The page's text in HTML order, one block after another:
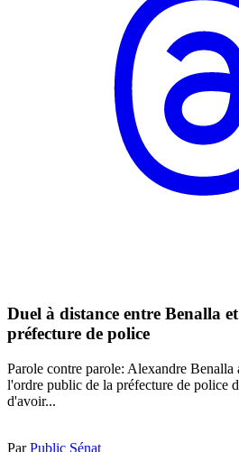
Duel à distance entre Benalla
préfecture de police
Parole contre parole: Alexandre Benalla
l'ordre public de la préfecture de police
d'avoir...
ParPublic Sénat